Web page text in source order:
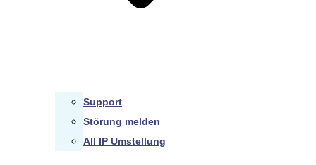
Support
Störung melden
All IP Umstellung